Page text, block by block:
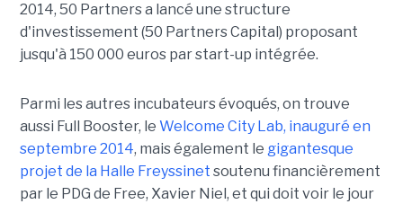
2014, 50 Partners a lancé une structure
d'investissement (50 Partners Capital) proposant
jusqu'à 150 000 euros par start-up intégrée.
Parmi les autres incubateurs évoqués, on trouve
aussi Full Booster, le Welcome City Lab, inauguré en
septembre 2014, mais également le gigantesque
projet de la Halle Freyssinet soutenu financièrement
par le PDG de Free, Xavier Niel, et qui doit voir le jour